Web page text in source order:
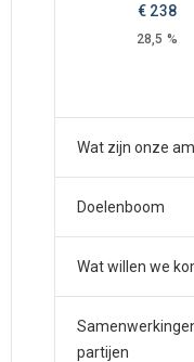
Wat zijn onze
Doelenboom
Wat willen we
partijen
€ 238
28,5 %